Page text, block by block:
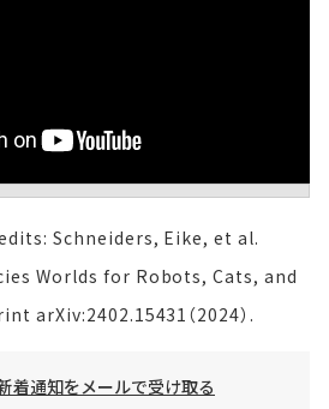
Schneiders, Eike, et al.
Worlds for Robots, Cats, and
arXiv:2402.15431（2024）.
着通知をメールで受け取る